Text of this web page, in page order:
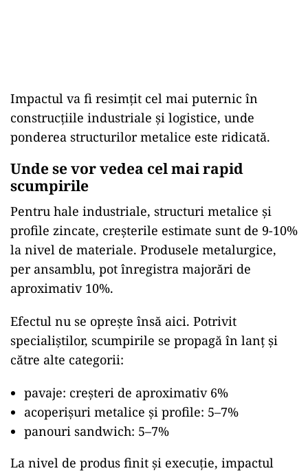
Impactul va fi resimțit cel mai puternic în
construcțiile industriale și logistice, unde
ponderea structurilor metalice este ridicată.
Unde se vor vedea cel mai rapid
scumpirile
Pentru hale industriale, structuri metalice și
profile zincate, creșterile estimate sunt de 9-10%
la nivel de materiale. Produsele metalurgice,
per ansamblu, pot înregistra majorări de
aproximativ 10%.
Efectul nu se oprește însă aici. Potrivit
specialiștilor, scumpirile se propagă în lanț și
către alte categorii:
pavaje: creșteri de aproximativ 6%
acoperișuri metalice și profile: 5–7%
panouri sandwich: 5–7%
La nivel de produs finit și execuție, impactul